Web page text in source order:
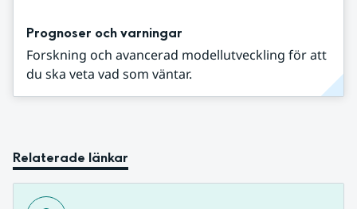
Prognoser och varningar
Forskning och avancerad modellutveckling för att
du ska veta vad som väntar.
Relaterade länkar